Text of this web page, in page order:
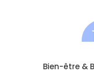
Bien-être &